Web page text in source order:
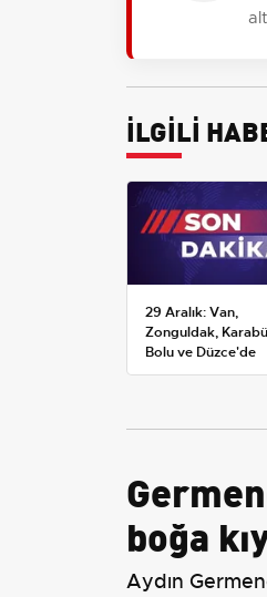
İLGİLİ
29 Aralık: Van,
Zonguldak,
Bolu ve Düzce'de
okullar tatil —
boğa
Aydın